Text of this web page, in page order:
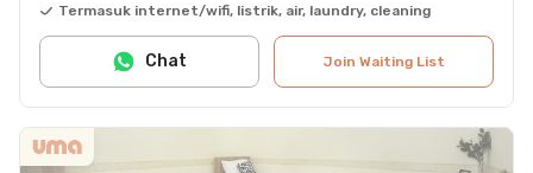
Termasuk internet/wifi, listrik, air, laundry, cleaning
Join Waiting List
Chat